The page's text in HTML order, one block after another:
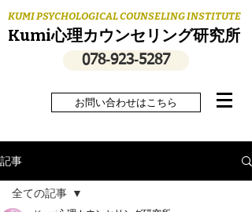
KUMI PSYCHOLOGICAL COUNSELING INSTITUTE
Kumi心理カウンセリング研究所
078‐923‐5287
お問い合わせはこちら
記事
全ての記事